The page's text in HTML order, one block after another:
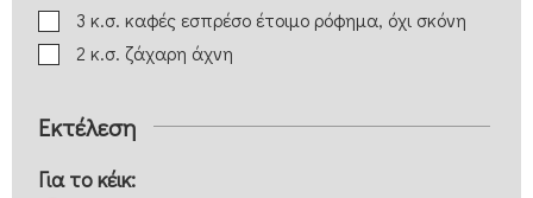
3 κ.σ. καφές εσπρέσο έτοιμο ρόφημα, όχι σκόνη
2 κ.σ. ζάχαρη άχνη
Εκτέλεση
Για το κέικ: